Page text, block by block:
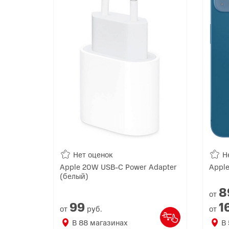
Нет оценок
Apple 20W USB-C Power Adapter
(белый)
от 99 руб.
В 88 магазинах
от
от
В